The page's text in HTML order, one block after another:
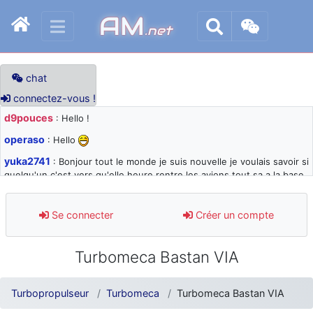
AM.net
chat
connectez-vous !
d9pouces : Hello !
operaso : Hello
yuka2741 : Bonjour tout le monde je suis nouvelle je voulais savoir si
quelqu'un c'est vers qu'elle heure rentre les avions tout sa a la base
d9pouces: désolé pour les quelques blocages du site ces derniers
jours : je teste des méthodes contre le spam et les bots trop nocifs
: Super, la nouvelle bannière
d9pouces
: je suis un avion@,._,+ > lesquels ? je ne suis pas sûr de
comprendre
Se connecter Créer un compte
Turbomeca Bastan VIA
Turbopropulseur Turbomeca Turbomeca Bastan VIA